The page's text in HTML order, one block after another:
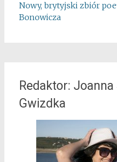
Nowy, brytyjski zbiór
Bonowicza
Redaktor:
Gwizdka